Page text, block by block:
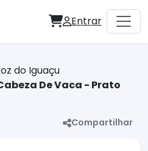
Entrar
do Iguaçu
De Vaca - Prato
Compartilhar